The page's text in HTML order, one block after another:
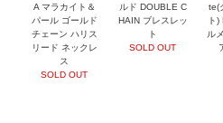
A マラカイト＆
パール ゴールド
チェーン ハリス
リード ネックレ
ス
SOLD OUT
ルド DOUBLE C
HAIN ブレスレッ
ト
SOLD OUT
te(
ト
ル